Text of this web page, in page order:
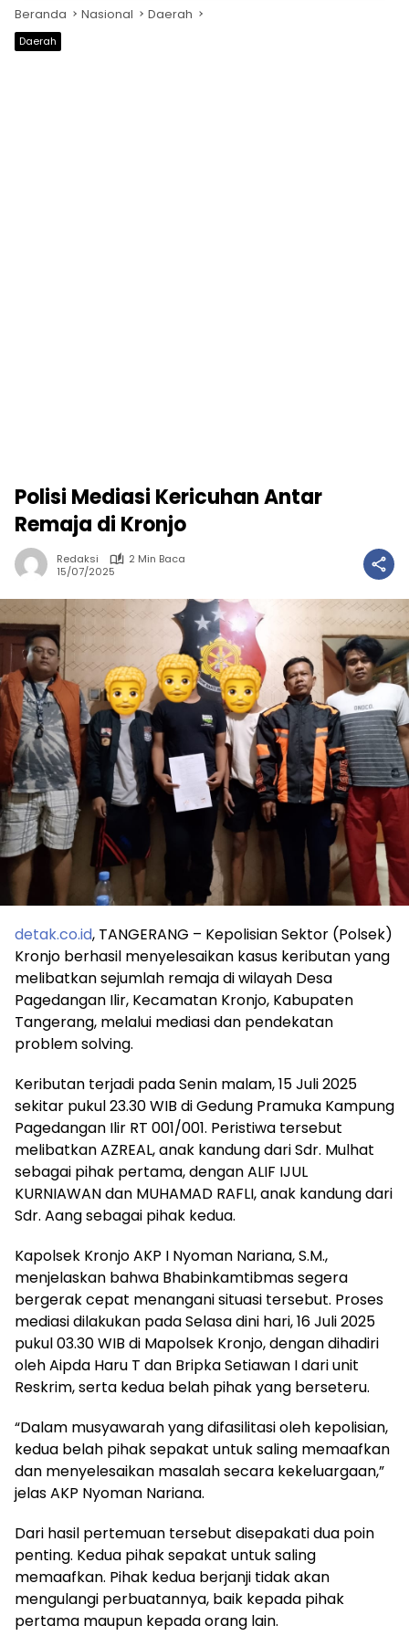
Beranda Nasional Daerah
Daerah
Polisi Mediasi Kericuhan Antar
Remaja di Kronjo
Redaksi
2 Min Baca
15/07/2025
detak.co.id, TANGERANG – Kepolisian Sektor (Polsek)
Kronjo berhasil menyelesaikan kasus keributan yang
melibatkan sejumlah remaja di wilayah Desa
Pagedangan Ilir, Kecamatan Kronjo, Kabupaten
Tangerang, melalui mediasi dan pendekatan
problem solving.
Keributan terjadi pada Senin malam, 15 Juli 2025
sekitar pukul 23.30 WIB di Gedung Pramuka Kampung
Pagedangan Ilir RT 001/001. Peristiwa tersebut
melibatkan AZREAL, anak kandung dari Sdr. Mulhat
sebagai pihak pertama, dengan ALIF IJUL
KURNIAWAN dan MUHAMAD RAFLI, anak kandung dari
Sdr. Aang sebagai pihak kedua.
Kapolsek Kronjo AKP I Nyoman Nariana, S.M.,
menjelaskan bahwa Bhabinkamtibmas segera
bergerak cepat menangani situasi tersebut. Proses
mediasi dilakukan pada Selasa dini hari, 16 Juli 2025
pukul 03.30 WIB di Mapolsek Kronjo, dengan dihadiri
oleh Aipda Haru T dan Bripka Setiawan I dari unit
Reskrim, serta kedua belah pihak yang berseteru.
“Dalam musyawarah yang difasilitasi oleh kepolisian,
kedua belah pihak sepakat untuk saling memaafkan
dan menyelesaikan masalah secara kekeluargaan,”
jelas AKP Nyoman Nariana.
Dari hasil pertemuan tersebut disepakati dua poin
penting. Kedua pihak sepakat untuk saling
memaafkan. Pihak kedua berjanji tidak akan
mengulangi perbuatannya, baik kepada pihak
pertama maupun kepada orang lain.